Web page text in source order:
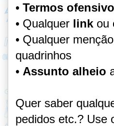
• Termos
• Qualquer link ou
• Qualquer
quadrinhos
• Assunto alheio
Quer saber
pedidos etc.? Use